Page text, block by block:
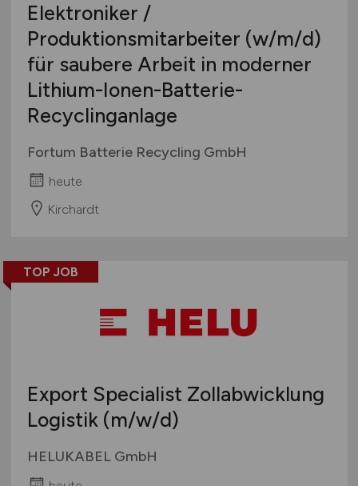
Elektroniker /
Produktionsmitarbeiter (w/m/d)
für saubere Arbeit in moderner
Lithium-Ionen-Batterie-
Recyclinganlage
Fortum Batterie Recycling GmbH
heute
Kirchardt
TOP JOB
Export Specialist Zollabwicklung
Logistik (m/w/d)
HELUKABEL GmbH